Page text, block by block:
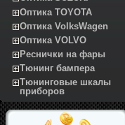
Оптика TOYOTA
Оптика VolksWagen
Оптика VOLVO
Реснички на фары
Тюнинг бампера
Тюнинговые шкалы
приборов